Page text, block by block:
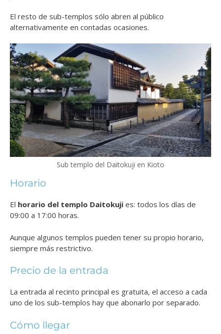
El resto de sub-templos sólo abren al público
alternativamente en contadas ocasiones.
Sub templo del Daitokuji en Kioto
Horario
El horario del templo Daitokuji es: todos los días de
09:00 a 17:00 horas.
Aunque algunos templos pueden tener su propio horario,
siempre más restrictivo.
Precio de la entrada
La entrada al recinto principal es gratuita, el acceso a cada
uno de los sub-templos hay que abonarlo por separado.
Cómo llegar